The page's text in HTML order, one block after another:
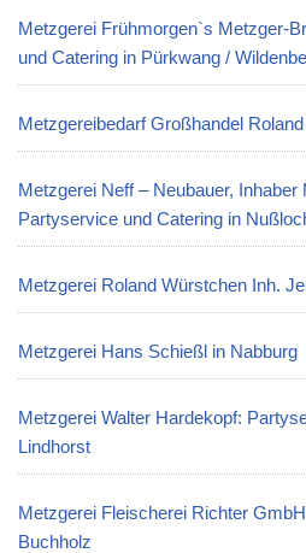
Metzgerei Frühmorgen`s Metzger-
und Catering in Pürkwang /
Metzgereibedarf Großhandel
Metzgerei Neff – Neubauer, Inhaber
Partyservice und Catering in
Metzgerei Roland Würstchen Inh.
Metzgerei Hans Schießl in Nabburg
Metzgerei Walter Hardekopf:
Lindhorst
Metzgerei Fleischerei Richter
Buchholz